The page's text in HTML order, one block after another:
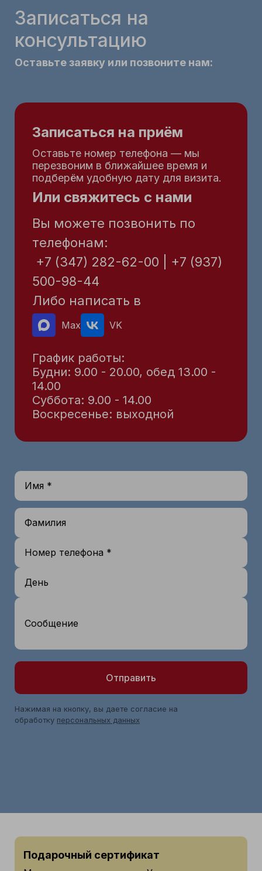
Записаться на
консультацию
Оставьте заявку или позвоните нам:
Записаться на приём
Оставьте номер телефона — мы
перезвоним в ближайшее время и
подберём удобную дату для визита.
Или свяжитесь с нами
Вы можете позвонить по
телефонам:
+7 (347) 282-62-00 | +7 (937)
500-98-44
Либо написать в
Max VK
График работы:
Будни: 9.00 - 20.00, обед 13.00 -
14.00
Суббота: 9.00 - 14.00
Воскресенье: выходной
Имя *
Фамилия
Номер телефона *
День
Сообщение
Отправить
Нажимая на кнопку, вы даете согласие на
обработку персональных данных
Подарочный сертификат